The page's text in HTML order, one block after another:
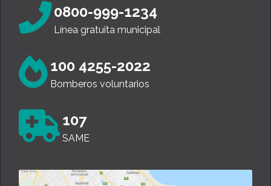
0800-999-1234
Línea gratuita municipal
100 4255-2022
Bomberos voluntarios
107
SAME